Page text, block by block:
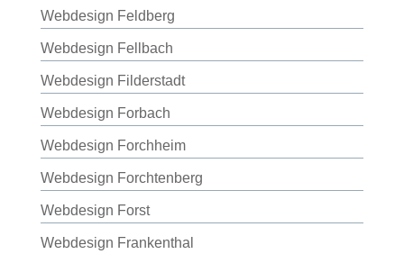
Webdesign Feldberg
Webdesign Fellbach
Webdesign Filderstadt
Webdesign Forbach
Webdesign Forchheim
Webdesign Forchtenberg
Webdesign Forst
Webdesign Frankenthal